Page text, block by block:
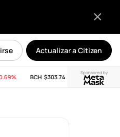
Actualizar a Citizen
Sponsored by
BCH$303.74 -11.53% LINK